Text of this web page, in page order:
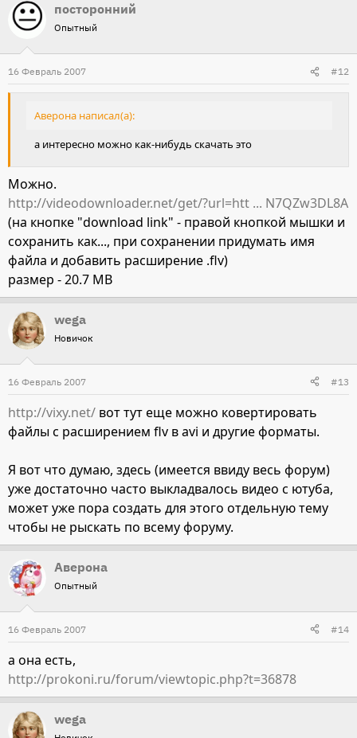
посторонний
Опытный
16 Февраль 2007 #12
Аверона написал(а):
а интересно можно как-нибудь скачать это
Можно.
http://videodownloader.net/get/?url=htt ... N7QZw3DL8A
(на кнопке "download link" - правой кнопкой мышки и
сохранить как..., при сохранении придумать имя
файла и добавить расширение .flv)
размер - 20.7 MB
wega
Новичок
16 Февраль 2007 #13
http://vixy.net/ вот тут еще можно ковертировать
файлы с расширением flv в avi и другие форматы.
Я вот что думаю, здесь (имеется ввиду весь форум)
уже достаточно часто выкладвалось видео с ютуба,
может уже пора создать для этого отдельную тему
чтобы не рыскать по всему форуму.
Аверона
Опытный
16 Февраль 2007 #14
а она есть,
http://prokoni.ru/forum/viewtopic.php?t=36878
wega